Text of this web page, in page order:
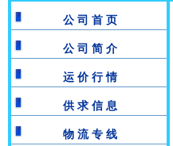
公 司 首 页
公 司 简 介
运 价 行 情
供 求 信 息
物 流 专 线